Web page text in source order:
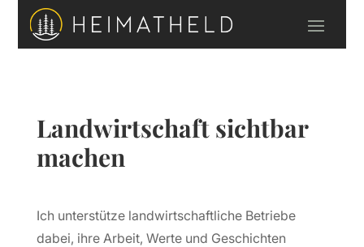
Landwirtschaft sichtbar
machen
Ich unterstütze landwirtschaftliche Betriebe
dabei, ihre Arbeit, Werte und Geschichten